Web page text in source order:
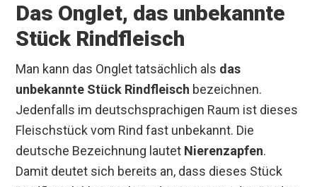
Das Onglet, das unbekannte
Stück Rindfleisch
Man kann das Onglet tatsächlich als das
unbekannte Stück Rindfleisch bezeichnen.
Jedenfalls im deutschsprachigen Raum ist dieses
Fleischstück vom Rind fast unbekannt. Die
deutsche Bezeichnung lautet Nierenzapfen.
Damit deutet sich bereits an, dass dieses Stück